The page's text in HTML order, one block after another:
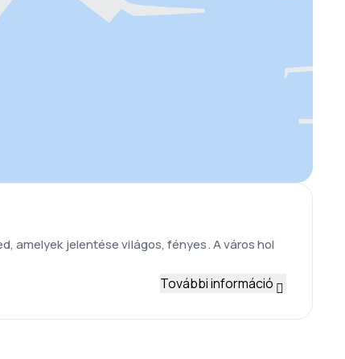
amelyek jelentése világos, fényes. A város hol
További információ